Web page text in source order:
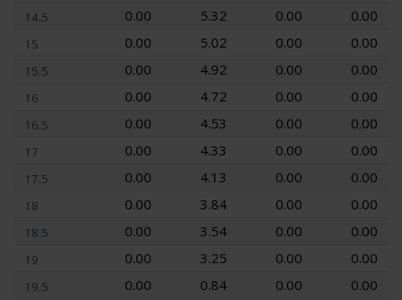
14.5 0.00 5.32 0.00 0.00
15 0.00 5.02 0.00 0.00
15.5 0.00 4.92 0.00 0.00
16 0.00 4.72 0.00 0.00
16.5 0.00 4.53 0.00 0.00
17 0.00 4.33 0.00 0.00
17.5 0.00 4.13 0.00 0.00
18 0.00 3.84 0.00 0.00
18.5 0.00 3.54 0.00 0.00
19 0.00 3.25 0.00 0.00
19.5 0.00 0.84 0.00 0.00